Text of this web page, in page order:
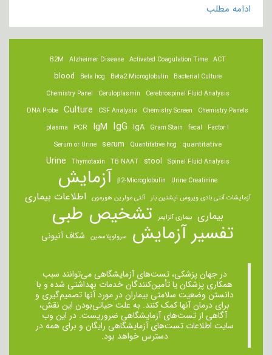
ادامه مطلب
ACT
Activated Coagulation Time
Alzheimer Disease
B2M
Bacterial Culture
Beta2 Microglobulin
Beta hcg
blood
Cerebrospinal Fluid Analysis
Ceruloplasmin
Chemistry Panel
Chemistry Panels
Chemistry Screen
CSF Analysis
Culture
DNA Probe
Factor I
fecal
Gram Stain
IgA
IgG
IgM
PCR
plasma
quantitative
Quantitative hcg
serum
Serum or Urine
Spinal Fluid Analysis
stool
TB NAAT
Thymotaxin
Urine
Urine Creatinine
β2-Microglobulin آزمایش
آزمایشات آنتی بادی ویروس اپشتین بار آنتی مولرین هورمون اطلاعات بیماری
بیماری بیماری آلزایمر تشخیص طبی
تفسیر آزمایش سرولوپلاسمین شکاف آنیونی
در جهان پزشکی، تست‌های آزمایشگاهی می‌توانند سبب
همکاری پزشکان یا تأمین‌کنندگان خدمات بهداشتی شده و با
دانستن وضعیت سلامتی بیماران در مورد آنها تصمیم‌گیری و
برای درمان ‌آنها کمک کنند. به علت حیاتی‌بودن این نقش،
آگاهی از تست‌های آزمایشگاهی ضروریست. در این وب
سایت اطلاعات تست‌های آزمایشگاهی رایگان و برای همه در
دسترس خواهد بود.